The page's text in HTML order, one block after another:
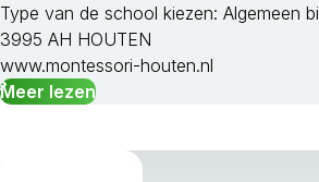
Type van de school kiezen: Algemeen
3995 AH HOUTEN
www.montessori-houten.nl
Meer lezen